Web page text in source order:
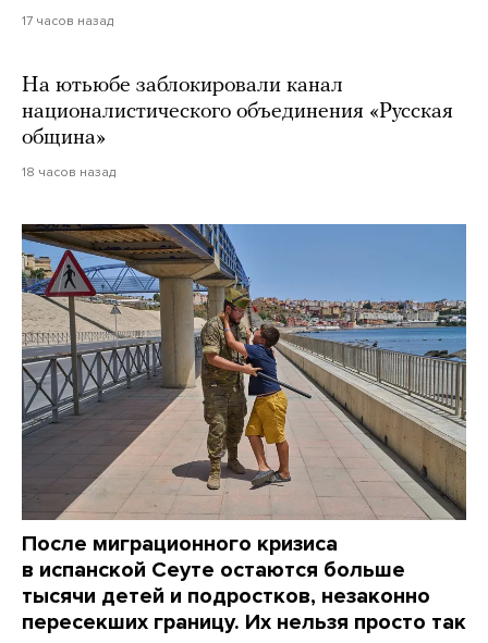
17 часов назад
На ютьюбе заблокировали канал
националистического объединения «Русская
община»
18 часов назад
После миграционного кризиса
в испанской Сеуте остаются больше
тысячи детей и подростков, незаконно
пересекших границу. Их нельзя просто так